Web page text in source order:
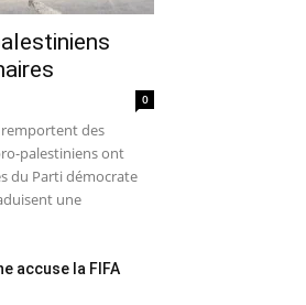
0
des
palestiniens ont
du Parti démocrate
une
accuse la FIFA